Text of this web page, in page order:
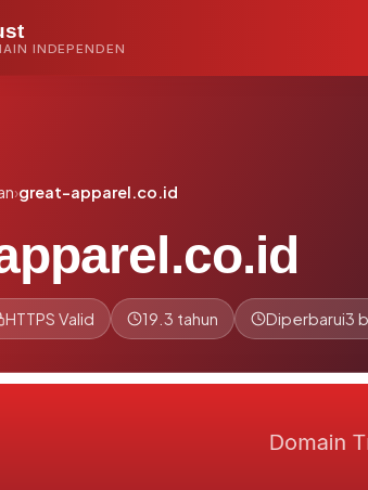
INDEPENDEN
›great-apparel.co.id
HTTPS Valid 19.3 tahun Diperbarui3